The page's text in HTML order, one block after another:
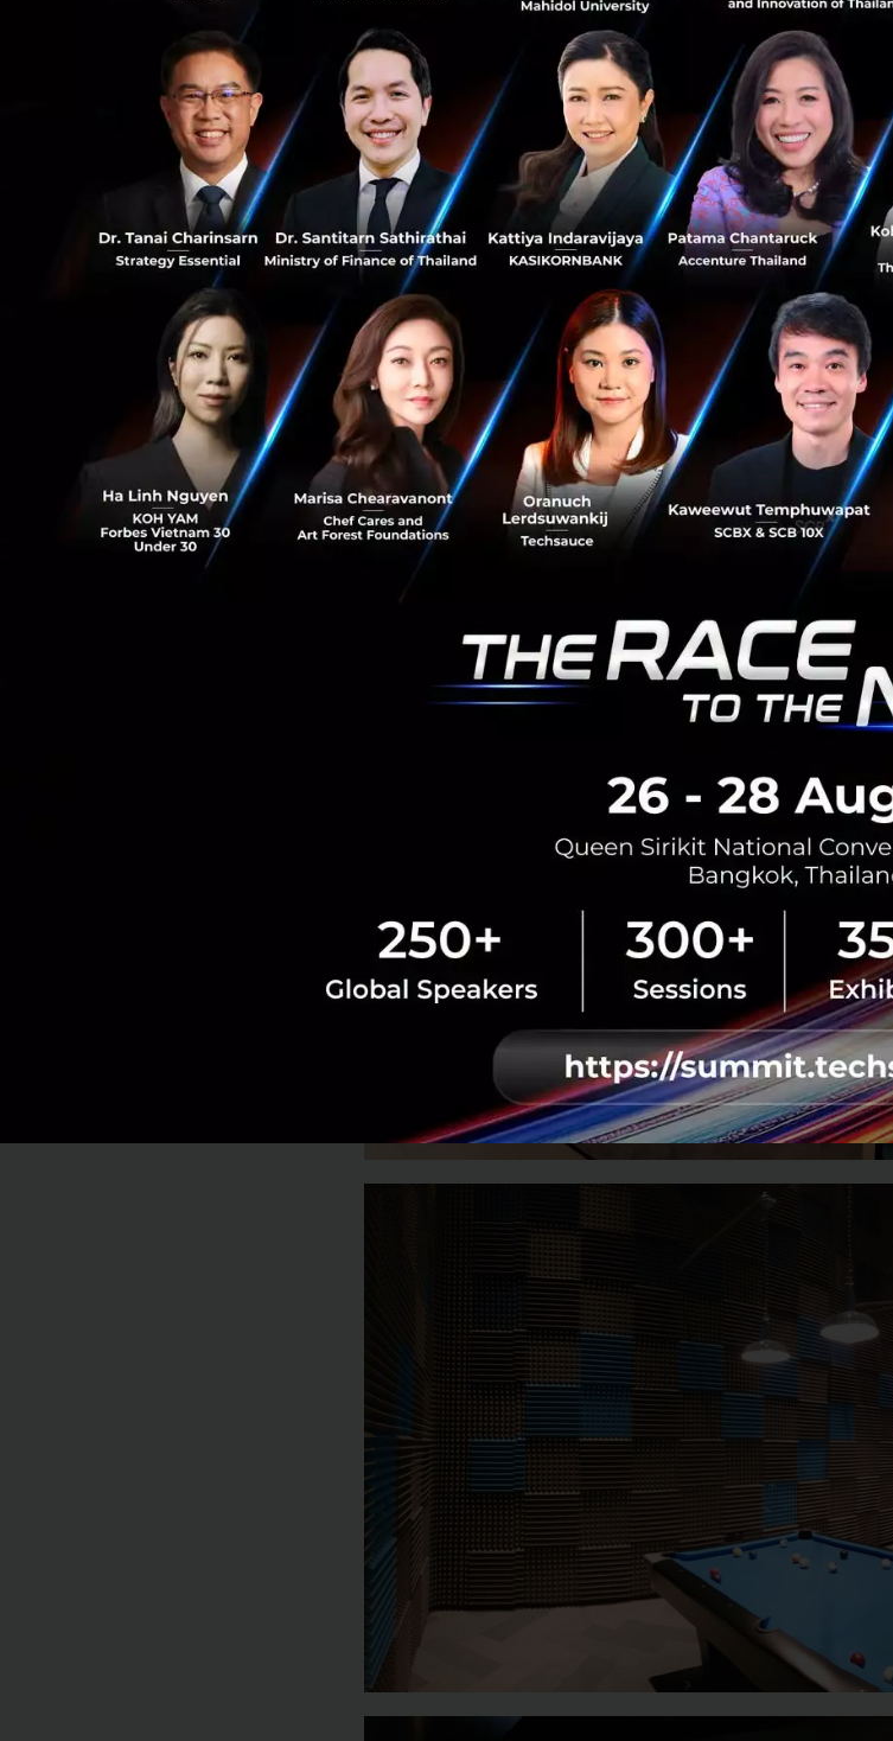
0
71
เราได้รับเกียรติจาก Dr. Adrian Vanzyl, Country Head for
เดินทัวร์ออฟฟิศและเล่าให้เราฟังถึงการทำงานกับบริษัท
ขณะเดิน เราสังเกตได้ว่าไม่มีโต๊ะทำงานประจำเลย พนักงาน
โดยมีล็อกเกอร์ให้เก็บของใช้ส่วนตัว เวลางานก็มีกิจกรรมให้
และห้องนอน โดยการทำงานจะเน้นที่ผลลัพท์ หรือ outcome